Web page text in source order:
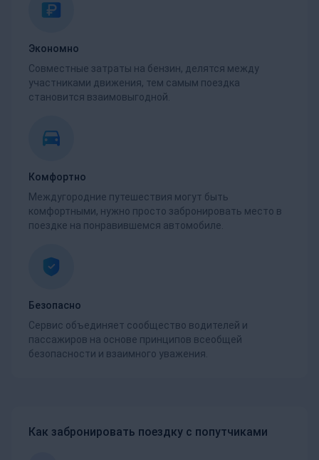
Экономно
Совместные затраты на бензин, делятся между
участниками движения, тем самым поездка
становится взаимовыгодной.
Комфортно
Междугородние путешествия могут быть
комфортными, нужно просто забронировать место в
поездке на понравившемся автомобиле.
Безопасно
Сервис объединяет сообщество водителей и
пассажиров на основе принципов всеобщей
безопасности и взаимного уважения.
Как забронировать поездку с попутчиками